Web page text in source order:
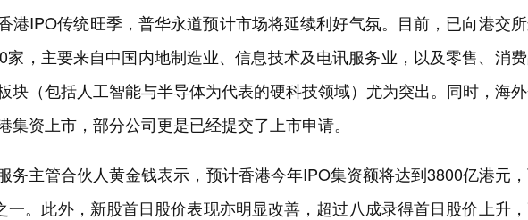
港IPO传统旺季，普华永道预计市场将延续利好气氛。目前，已向港交
家，主要来自中国内地制造业、信息技术及电讯服务业，以及零售、消
块（包括人工智能与半导体为代表的硬科技领域）尤为突出。同时，海
集资上市，部分公司更是已经提交了上市申请。
务主管合伙人黄金钱表示，预计香港今年IPO集资额将达到3800亿港元
一。此外，新股首日股价表现亦明显改善，超过八成录得首日股价上升